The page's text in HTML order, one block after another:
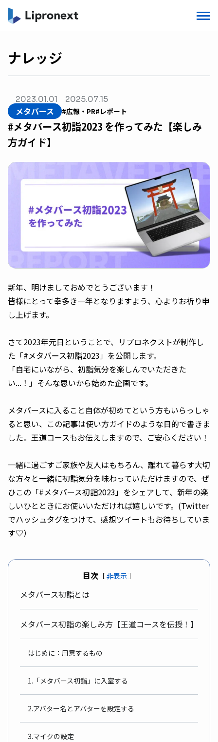
ナレッジ
2023.01.01 2025.07.15
メタバース #広報・PR#レポート
#メタバース初詣2023 を作ってみた【楽しみ
方ガイド】
新年、明けましておめでとうございます！
皆様にとって幸多き一年となりますよう、心よりお祈り申
し上げます。
さて2023年元日ということで、リプロネクストが制作し
た「#メタバース初詣2023」を公開します。
「自宅にいながら、初詣気分を楽しんでいただきた
い...！」そんな思いから始めた企画です。
メタバースに入ること自体が初めてという方もいらっしゃ
ると思い、この記事は使い方ガイドのような目的で書きま
した。王道コースもお伝えしますので、ご安心ください！
一緒に過ごすご家族や友人はもちろん、離れて暮らす大切
な方々と一緒に初詣気分を味わっていただけますので、ぜ
ひこの「#メタバース初詣2023」をシェアして、新年の楽
しいひとときにお使いいただければ嬉しいです。(Twitter
でハッシュタグをつけて、感想ツイートもお待ちしていま
す♡）
目次 ［非表示］
メタバース初詣とは
メタバース初詣の楽しみ方【王道コースを伝授！】
はじめに：用意するもの
1.「メタバース初詣」に入室する
2.アバター名とアバターを設定する
3.マイクの設定